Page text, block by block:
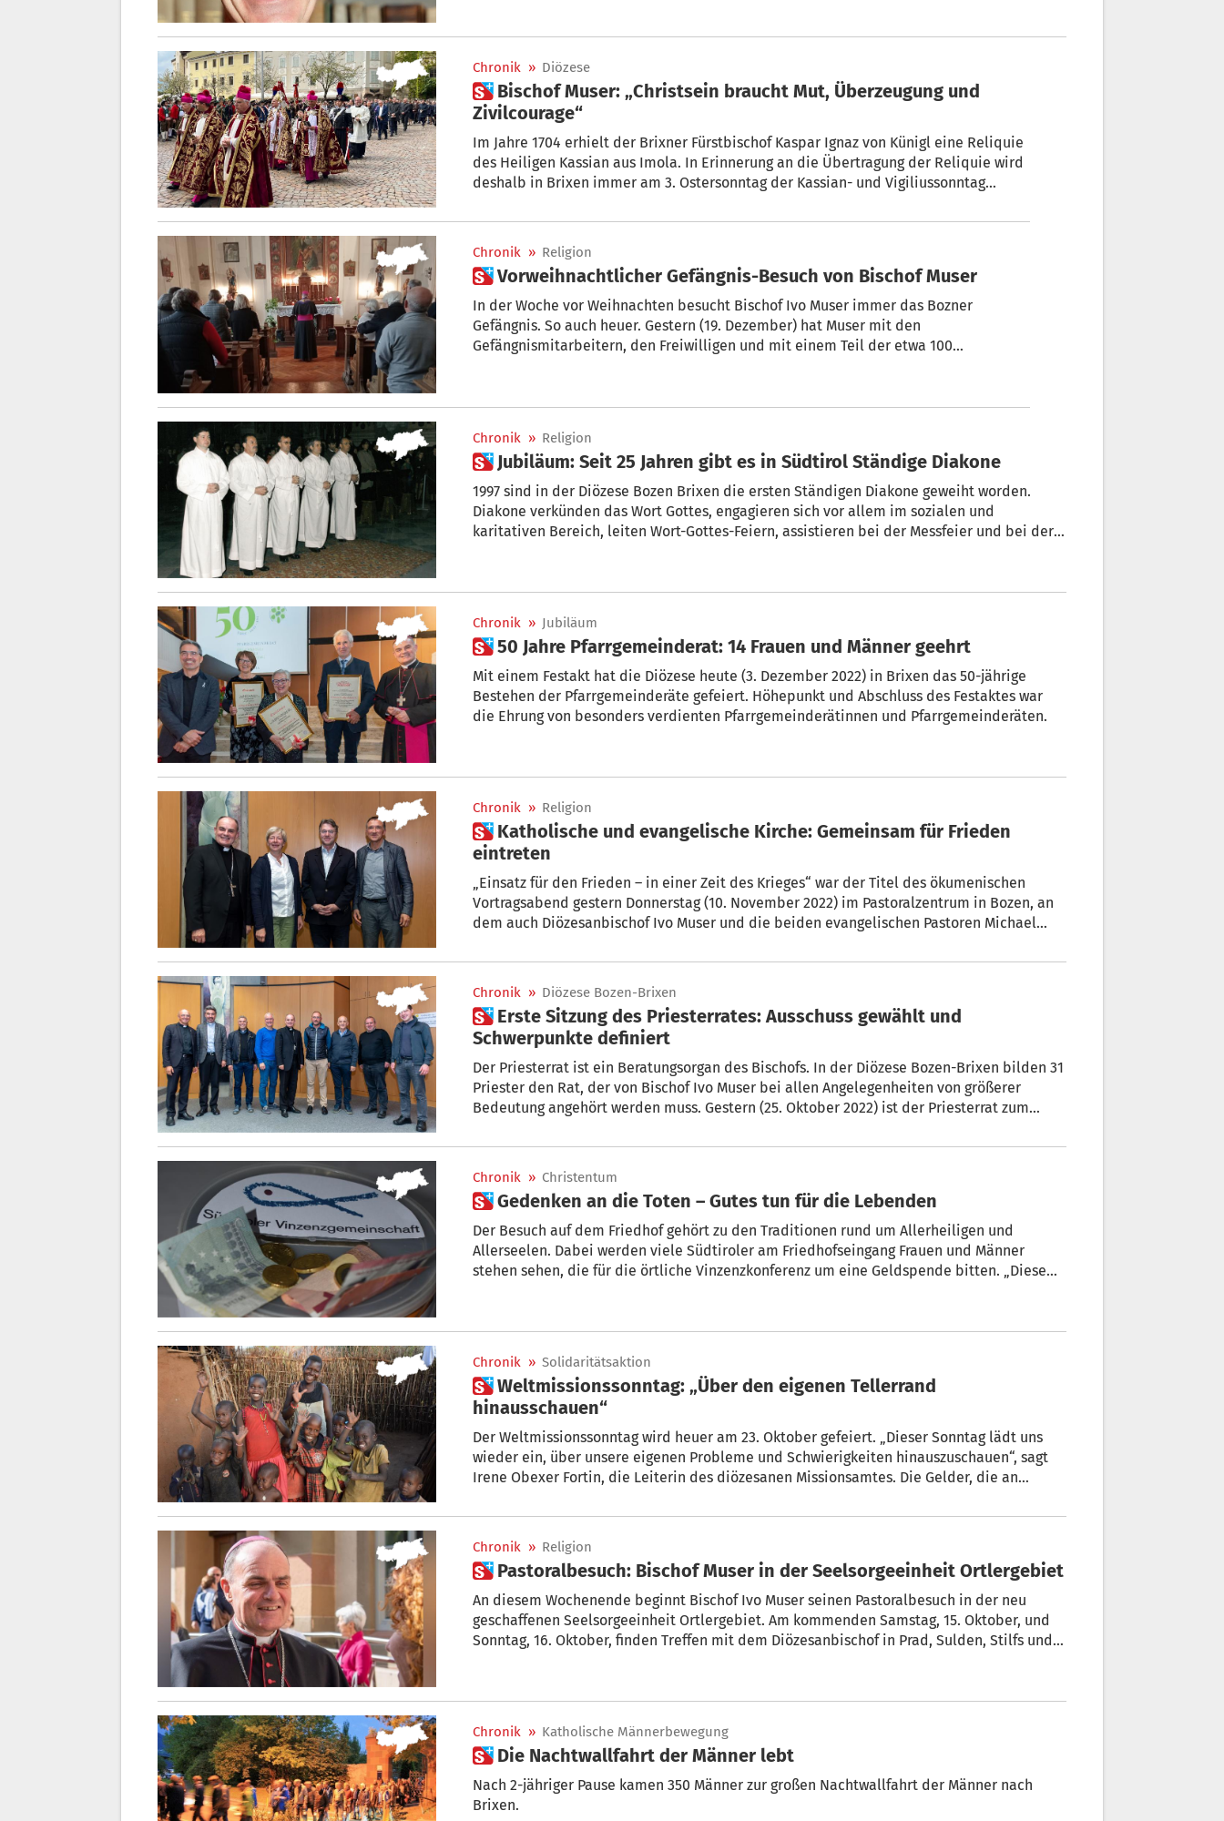
Chronik » Diözese
 Bischof Muser: „Christsein braucht Mut, Überzeugung und
Zivilcourage“
Im Jahre 1704 erhielt der Brixner Fürstbischof Kaspar Ignaz von Künigl eine Reliquie
des Heiligen Kassian aus Imola. In Erinnerung an die Übertragung der Reliquie wird
deshalb in Brixen immer am 3. Ostersonntag der Kassian- und Vigiliussonntag
in der heutigen Zeit mehr denn je Mut, Überzeugung und auch Zivilcourage brauche:
„Wir müssen wissen, wer wir sind und wofür wir stehen.“
Chronik » Religion
 Vorweihnachtlicher Gefängnis-Besuch von Bischof Muser
In der Woche vor Weihnachten besucht Bischof Ivo Muser immer das Bozner
Gefängnis. So auch heuer. Gestern (19. Dezember) hat Muser mit den
Gefängnismitarbeitern, den Freiwilligen und mit einem Teil der etwa 100
Chronik » Religion
 Jubiläum: Seit 25 Jahren gibt es in Südtirol Ständige Diakone
1997 sind in der Diözese Bozen Brixen die ersten Ständigen Diakone geweiht worden.
Diakone verkünden das Wort Gottes, engagieren sich vor allem im sozialen und
karitativen Bereich, leiten Wort-Gottes-Feiern, assistieren bei der Messfeier und bei der
Chronik » Jubiläum
 50 Jahre Pfarrgemeinderat: 14 Frauen und Männer geehrt
Mit einem Festakt hat die Diözese heute (3. Dezember 2022) in Brixen das 50-jährige
Bestehen der Pfarrgemeinderäte gefeiert. Höhepunkt und Abschluss des Festaktes war
die Ehrung von besonders verdienten Pfarrgemeinderätinnen und Pfarrgemeinderäten.
Chronik » Religion
 Katholische und evangelische Kirche: Gemeinsam für Frieden
eintreten
„Einsatz für den Frieden – in einer Zeit des Krieges“ war der Titel des ökumenischen
Vortragsabend gestern Donnerstag (10. November 2022) im Pastoralzentrum in Bozen, an
dem auch Diözesanbischof Ivo Muser und die beiden evangelischen Pastoren Michael
Maria Stettner und P. Martin M. Lintner wurde deutlich, dass Frieden aus Vertrauen und
nicht aus Angst geboren wird und nur durch Gerechtigkeit erhalten werden kann.
Chronik » Diözese Bozen-Brixen
 Erste Sitzung des Priesterrates: Ausschuss gewählt und
Schwerpunkte definiert
Der Priesterrat ist ein Beratungsorgan des Bischofs. In der Diözese Bozen-Brixen bilden 31
Priester den Rat, der von Bischof Ivo Muser bei allen Angelegenheiten von größerer
Bedeutung angehört werden muss. Gestern (25. Oktober 2022) ist der Priesterrat zum
der gestrigen Sitzung Don Mario Gretter bestätigt worden. Bei der konstituierenden
Sitzung sind auch der 6-köpfige Ausschuss gewählt und die inhaltlichen
Arbeitsschwerpunkte definiert worden.
Chronik » Christentum
 Gedenken an die Toten – Gutes tun für die Lebenden
Der Besuch auf dem Friedhof gehört zu den Traditionen rund um Allerheiligen und
Allerseelen. Dabei werden viele Südtiroler am Friedhofseingang Frauen und Männer
stehen sehen, die für die örtliche Vinzenzkonferenz um eine Geldspende bitten. „Diese
Südtiroler Vinzenzgemeinschaft.
Chronik » Solidaritätsaktion
 Weltmissionssonntag: „Über den eigenen Tellerrand
hinausschauen“
Der Weltmissionssonntag wird heuer am 23. Oktober gefeiert. „Dieser Sonntag lädt uns
wieder ein, über unsere eigenen Probleme und Schwierigkeiten hinauszuschauen“, sagt
Irene Obexer Fortin, die Leiterin des diözesanen Missionsamtes. Die Gelder, die an
gesammelt werden, sind für die vielfältigen Aufgaben der Mission in den ärmsten
Diözesen der Welt bestimmt.
Chronik » Religion
 Pastoralbesuch: Bischof Muser in der Seelsorgeeinheit Ortlergebiet
An diesem Wochenende beginnt Bischof Ivo Muser seinen Pastoralbesuch in der neu
geschaffenen Seelsorgeeinheit Ortlergebiet. Am kommenden Samstag, 15. Oktober, und
Sonntag, 16. Oktober, finden Treffen mit dem Diözesanbischof in Prad, Sulden, Stilfs und
23. Oktober, wird die Seelsorgeeinheit offiziell errichtet.
Chronik » Katholische Männerbewegung
 Die Nachtwallfahrt der Männer lebt
Nach 2-jähriger Pause kamen 350 Männer zur großen Nachtwallfahrt der Männer nach
Brixen.